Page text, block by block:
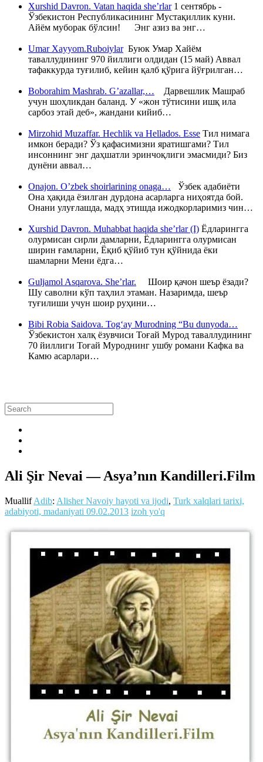
Xurshid Davron. Vatan haqida she’rlar1 сентябрь -
Ўзбекистон Республикасининг Мустақиллик куни.
Айём муборак бўлсин! Энг азиз ва энг…
Umar Xayyom.RuboiylarБуюк Умар Хайём
таваллудининг 970 йиллиги олдидан (15 май) Аввал
тафаккурда туғилиб, кейин қалб қўрига йўғрилган…
Boborahim Mashrab. G’azallar,… Дарвешлик Машраб
учун шоҳликдан баланд. У «жон тўтисини ишқ ила
сарбоз этай деб», жандани кийиб…
Mirzohid Muzaffar. Hechlik va Hellados. Esse Тил нимага
имкон беради? Ўз қафасимизни яратишгами? Тил
инсоннинг энг даҳшатли эринчоқлиги эмасмиди? Биз
дунёни аввал…
Onajon. O’zbek shoirlarining onaga… Ўзбек адабиёти
Она ҳақида ёзилган дурдона асарларга ниҳоятда бой.
Онани улуғлашда, мадҳ этишда ижодкорларимиз чин…
Xurshid Davron. Muhabbat haqida she’rlar (I) Ёдларингга
олурмисан сирли дамларни, Ёдларингга олурмисан
ширин ғамларни, Ёқиб қўйиб тун қўйнида ёки
шамларни Мени ёдга…
Guljamol Asqarova. She’rlar. Шоир қачон шеър ёзади?
Шу саволни кўп таҳлил этаман. Назаримда, шеър
туғилиши учун шоир руҳини…
Bibi Robia Saidova. Tog‘ay Murodning “Bu dunyoda…
Ўзбекистон халқ ёзувчиси Тоғай Мурод таваллудининг
70 йиллиги Тоғай Муроднинг ушбу романи Кафка ва
Камю асарлари…
Ali Şir Nevai — Asya’nın Kandilleri.Film
MuallifAdib: Alisher Navoiy hayoti va ijodi, Turk xalqlari tarixi,
adabiyoti, madaniyati 09.02.2013 izoh yo'q